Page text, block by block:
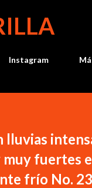
Instagram
lluvias
muy fuertes
frío No. 23